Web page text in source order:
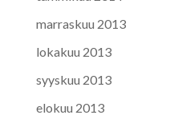
marraskuu 2013
lokakuu 2013
syyskuu 2013
elokuu 2013